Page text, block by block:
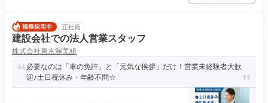
正社員
建設会社での法人営業スタッフ
株式会社東京渥美組
必要なのは「車の免許」と「元気な挨拶」だけ！営業未経験者大歓
迎♪土日祝休み・年齢不問☆